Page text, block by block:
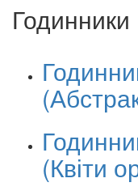
Годинники
(Квіти